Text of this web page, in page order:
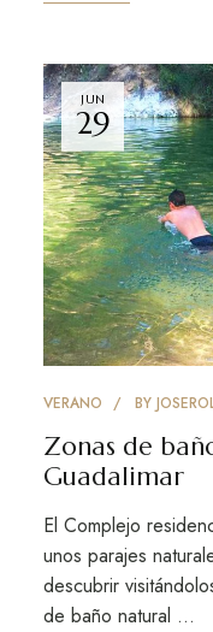
JUN
29
VERANO BY
Zonas de
Guadalimar
El Complejo
unos parajes
descubrir
de baño natural …